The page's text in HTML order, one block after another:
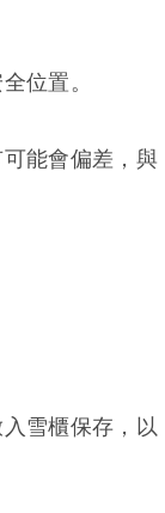
位置。
能會偏差，與
雪櫃保存，以